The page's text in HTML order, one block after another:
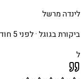
לינדה מרשל
ביקורת בגוגל ·לפני 5 חודשים
ל